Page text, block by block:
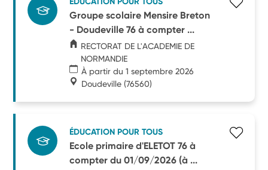
Groupe scolaire Mensire Breton
- Doudeville 76 à compter ...
RECTORAT DE L'ACADEMIE DE
NORMANDIE
À partir du 1 septembre 2026
Doudeville (76560)
ÉDUCATION POUR TOUS
Ecole primaire d'ELETOT 76 à
compter du 01/09/2026 (à ...